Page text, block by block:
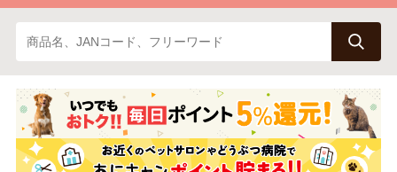
犬 猫
小動物・鳥 アクア・爬虫類・昆虫
ログイン
会員登録
あにまるキャンパスについて